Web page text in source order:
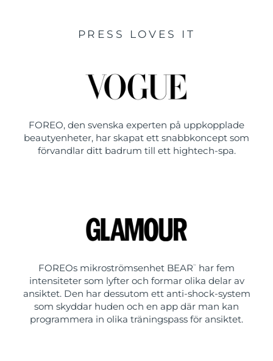
PRESS LOVES IT
FOREO, den svenska experten på uppkopplade
beautyenheter, har skapat ett snabbkoncept som
förvandlar ditt badrum till ett hightech-spa.
FOREOs mikroströmsenhet BEAR ™
har fem
intensiteter som lyfter och formar olika delar av
ansiktet. Den har dessutom ett anti-shock-system
som skyddar huden och en app där man kan
programmera in olika träningspass för ansiktet.